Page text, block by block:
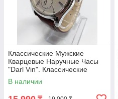
Классические Мужские
Кварцевые Наручные Часы
"Darl Vin". Классические
В наличии